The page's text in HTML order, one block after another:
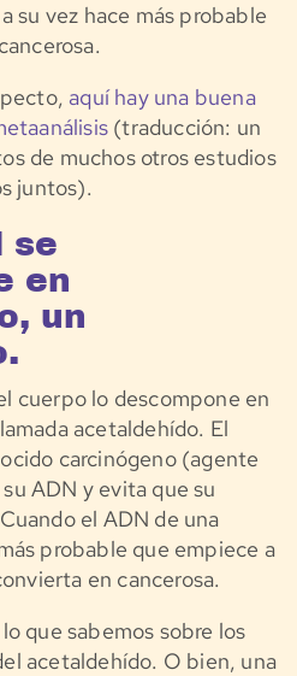
su vez hace más probable
aquí hay una buena
(traducción: un
de muchos otros estudios
juntos).
se
en
un
cuerpo lo descompone en
acetaldehído. El
carcinógeno (agente
ADN y evita que su
el ADN de una
probable que empiece a
en cancerosa.
que sabemos sobre los
acetaldehído. O bien, una